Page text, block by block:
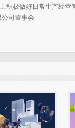
积极做好日常生产
董事会